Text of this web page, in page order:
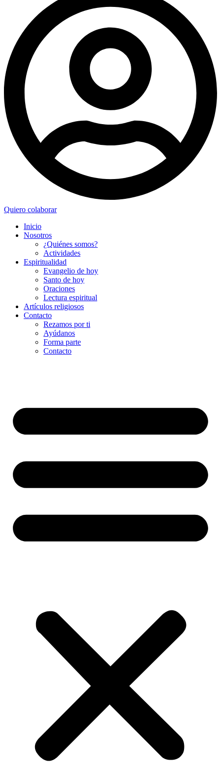
Quiero colaborar
Inicio
Nosotros
¿Quiénes somos?
Actividades
Espiritualidad
Evangelio de hoy
Santo de hoy
Oraciones
Lectura espiritual
Artículos religiosos
Contacto
Rezamos por ti
Ayúdanos
Forma parte
Contacto